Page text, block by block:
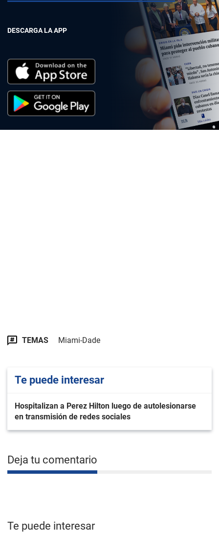
DESCARGA LA APP
TEMAS Miami-Dade
Te puede interesar
Hospitalizan a Perez Hilton luego de autolesionarse
en transmisión de redes sociales
Deja tu comentario
Te puede interesar